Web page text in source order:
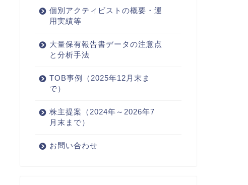
個別アクティビストの概要・運
用実績等
大量保有報告書データの注意点
と分析手法
TOB事例（2025年12月末ま
で）
株主提案（2024年～2026年7
月末まで）
お問い合わせ